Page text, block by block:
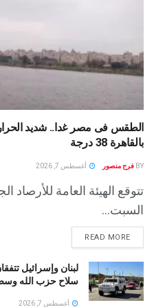
الطقس فى مصر غدا.. شديد
بالقاهرة 38 درجة
BY فرح منصور أغسطس 7, 2026
تتوقع الهيئة العامة للأرصاد
السبت...
READ MORE
لبنان وإسرائيل
سلاح حزب الله
أغسطس 7, 2026